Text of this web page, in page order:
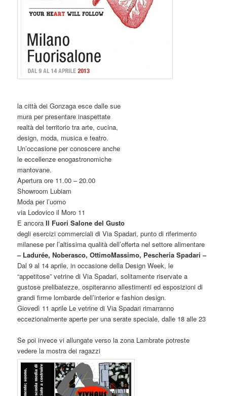
la città dei Gonzaga esce dalle sue
mura per presentare inaspettate
realtà del territorio tra arte, cucina,
design, moda, musica e teatro.
Un’occasione per conoscere anche
le eccellenze enogastronomiche
mantovane.
Apertura ore 11.00 – 20.00
Showroom Lubiam
Moda per l’uomo
via Lodovico il Moro 11
E ancoraIl Fuori Salone del Gusto
degli esercizi commerciali di Via Spadari, punto di riferimento
milanese per l’altissima qualità dell’offerta nel settore alimentare
– Ladurée, Noberasco, OttimoMassimo, Pescheria Spadari –
Dal 9 al 14 aprile, in occasione della Design Week, le
“appetitose” vetrine di Via Spadari, solitamente riservate a
gustose prelibatezze, ospiteranno allestimenti ed esposizioni di
grandi firme lombarde dell’interior e fashion design.
Giovedì 11 aprile Le vetrine di Via Spadari rimarranno
eccezionalmente aperte per una serate speciale, dalle 18 alle 23
Se poi invece vi allungate verso la zona Lambrate potreste
vedere la mostra dei ragazzi